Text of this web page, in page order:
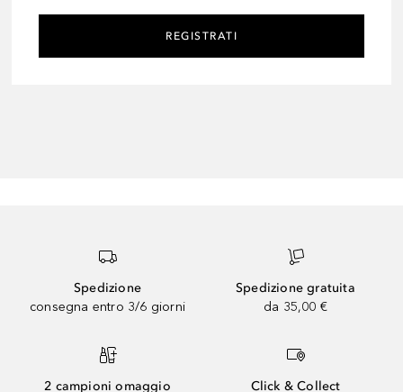
REGISTRATI
Spedizione
consegna entro 3/6 giorni
Spedizione gratuita
da 35,00 €
2 campioni omaggio
Click & Collect